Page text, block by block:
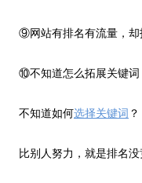
⑨网站有排名有流量，却
⑩不知道怎么拓展关键词
不知道如何选择关键词 ？
比别人努力，就是排名